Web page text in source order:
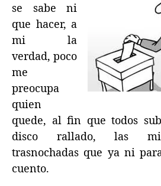
se sabe ni
que hacer, a
mi la
verdad, poco
me
preocupa
quien
quede, al fin que todos
disco rallado, las
trasnochadas que ya ni
cuento.